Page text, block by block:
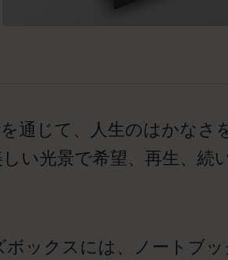
通じて、人生のはかな
い光景で希望、再生、
ックスには、ノートブ